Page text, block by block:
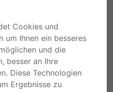
Cookies und
um Ihnen ein besseres
und die
besser an Ihre
Diese Technologien
Ergebnisse zu